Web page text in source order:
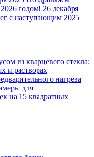
годом! 26 декабря
с наступающим 2025
из кварцевого стекла:
и растворах
нагрева
для
на 15 квадратных